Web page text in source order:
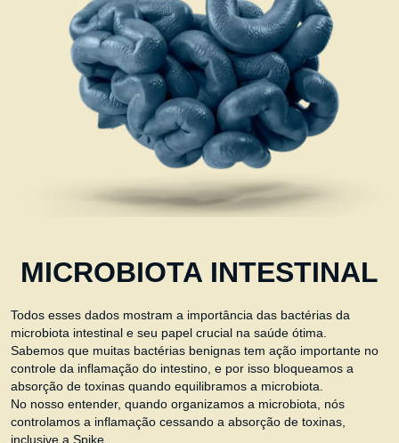
MICROBIOTA INTESTINAL
Todos esses dados mostram a importância das bactérias da
microbiota intestinal e seu papel crucial na saúde ótima.
Sabemos que muitas bactérias benignas tem ação importante no
controle da inflamação do intestino, e por isso bloqueamos a
absorção de toxinas quando equilibramos a microbiota.
No nosso entender, quando organizamos a microbiota, nós
controlamos a inflamação cessando a absorção de toxinas,
inclusive a Spike.